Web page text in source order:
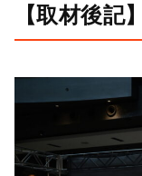
【取材後記】